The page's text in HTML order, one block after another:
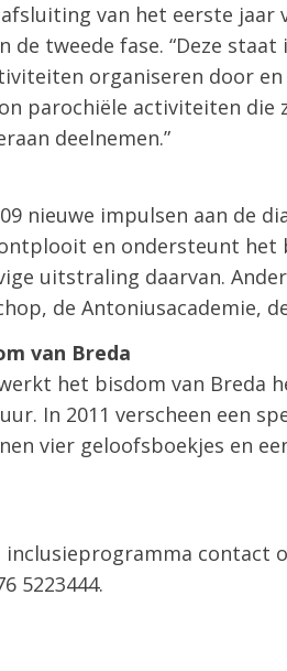
van het eerste jaar
de tweede fase. “Deze
organiseren door
parochiële activiteiten die
deelnemen.”
nieuwe impulsen aan de
en ondersteunt
uitstraling daarvan.
de Antoniusacademie,
van Breda
het bisdom van Breda
In 2011 verscheen een
vier geloofsboekjes en
contact
5223444.